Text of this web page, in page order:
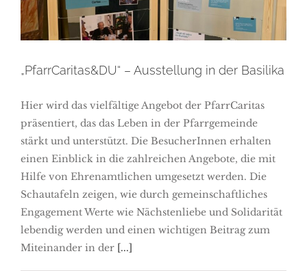
„PfarrCaritas&DU“ – Ausstellung in der Basilika
Hier wird das vielfältige Angebot der PfarrCaritas
präsentiert, das das Leben in der Pfarrgemeinde
stärkt und unterstützt. Die BesucherInnen erhalten
einen Einblick in die zahlreichen Angebote, die mit
Hilfe von Ehrenamtlichen umgesetzt werden. Die
Schautafeln zeigen, wie durch gemeinschaftliches
Engagement Werte wie Nächstenliebe und Solidarität
lebendig werden und einen wichtigen Beitrag zum
Miteinander in der [...]